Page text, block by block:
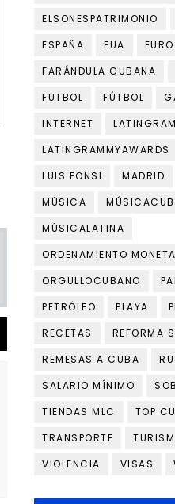
ELSONESPATRIMONIO
ESPAÑA
EUA EURO
FARÁNDULA CUBANA
FUTBOL
FÚTBOL
INTERNET
LATINGRAMMYAWARDS
LUIS FONSI
MADRID
MÚSICA
MÚSICALATINA
ORDENAMIENTO
ORGULLOCUBANO
PETRÓLEO
PLAYA
RECETAS
REFORMA
REMESAS A CUBA
SALARIO MÍNIMO
TIENDAS MLC
TOP
TRANSPORTE
VIOLENCIA
VISAS